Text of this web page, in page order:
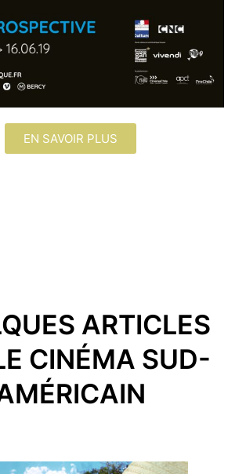
EN SAVOIR PLUS
ARTICLES
CINÉMA SUD-